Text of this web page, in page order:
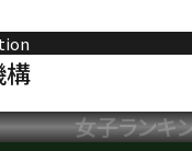
構
女子ランキ